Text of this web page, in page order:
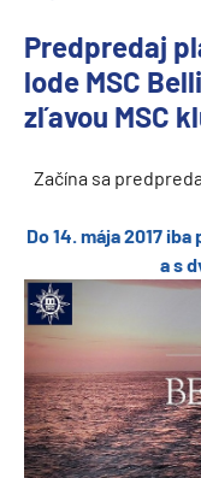
Predpredaj
lode MSC
zľavou MSC
Začína sa
Do 14. mája 2017
a s